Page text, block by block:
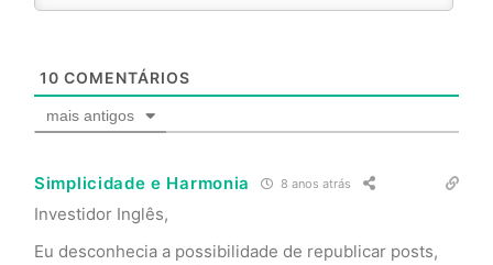
10 COMENTÁRIOS
mais antigos
Simplicidade e Harmonia 8 anos atrás
Investidor Inglês,
Eu desconhecia a possibilidade de republicar posts,